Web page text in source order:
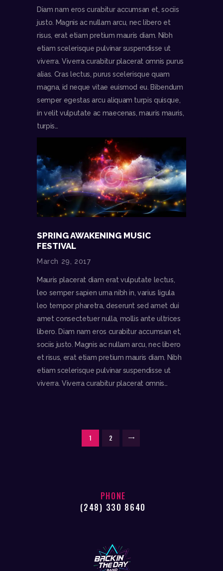
Diam nam eros curabitur accumsan et, sociis
justo. Magnis ac nullam arcu, nec libero et
risus, erat etiam pretium mauris diam. Nibh
etiam scelerisque pulvinar suspendisse ut
viverra. Viverra curabitur placerat omnis purus
alias. Cras lectus, purus scelerisque quam
magna, id neque vitae euismod eu. Bibendum
semper egestas arcu aliquam turpis quisque,
in velit vulputate ac maecenas, mauris mauris,
turpis…
SPRING AWAKENING MUSIC
FESTIVAL
March 29, 2017
Mauris placerat diam erat vulputate lectus,
leo semper sapien urna nibh in, varius ligula
leo tempor pharetra, deserunt sed amet dui
amet consectetuer nulla, mollis ante ultrices
libero. Diam nam eros curabitur accumsan et,
sociis justo. Magnis ac nullam arcu, nec libero
et risus, erat etiam pretium mauris diam. Nibh
etiam scelerisque pulvinar suspendisse ut
viverra. Viverra curabitur placerat omnis…
PAGE
1 PAGE
2
PHONE
(248) 330 8640